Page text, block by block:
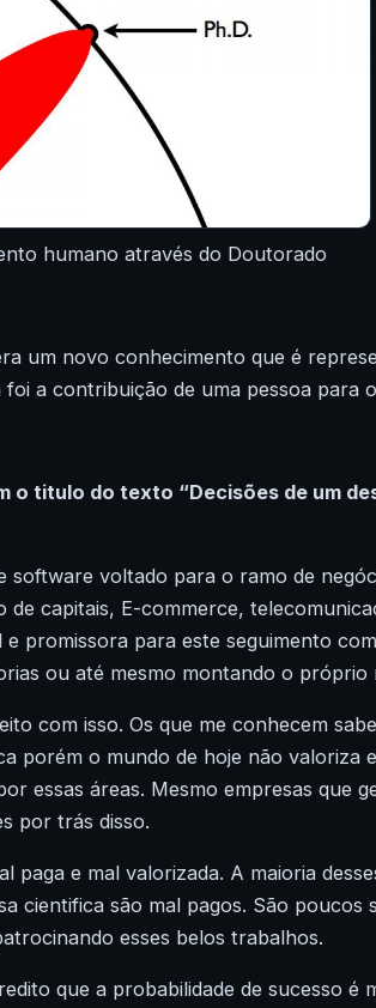
humano através do Doutorado
um novo conhecimento que é
foi a contribuição de uma pessoa para
o titulo do texto “Decisões de um
software voltado para o ramo de
de capitais, E-commerce,
promissora para este seguimento
ou até mesmo montando o próprio
com isso. Os que me conhecem
porém o mundo de hoje não valoriza
essas áreas. Mesmo empresas que
por trás disso.
paga e mal valorizada. A maioria
cientifica são mal pagos. São poucos
esses belos trabalhos.
que a probabilidade de sucesso é